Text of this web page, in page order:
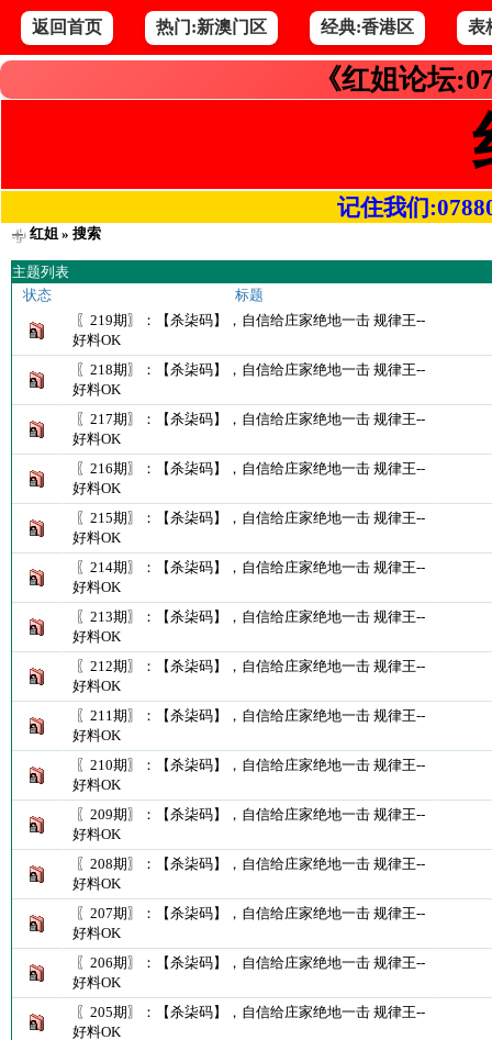
返回首页 热门:新澳门区 经典:香港区 表
《红姐论坛
记住我们
红姐» 搜索
主题列表
状态
标题
〖219期〗：【杀柒码】，自信给庄家绝地一击 规律王--
好料OK
〖218期〗：【杀柒码】，自信给庄家绝地一击 规律王--
好料OK
〖217期〗：【杀柒码】，自信给庄家绝地一击 规律王--
好料OK
〖216期〗：【杀柒码】，自信给庄家绝地一击 规律王--
好料OK
〖215期〗：【杀柒码】，自信给庄家绝地一击 规律王--
好料OK
〖214期〗：【杀柒码】，自信给庄家绝地一击 规律王--
好料OK
〖213期〗：【杀柒码】，自信给庄家绝地一击 规律王--
好料OK
〖212期〗：【杀柒码】，自信给庄家绝地一击 规律王--
好料OK
〖211期〗：【杀柒码】，自信给庄家绝地一击 规律王--
好料OK
〖210期〗：【杀柒码】，自信给庄家绝地一击 规律王--
好料OK
〖209期〗：【杀柒码】，自信给庄家绝地一击 规律王--
好料OK
〖208期〗：【杀柒码】，自信给庄家绝地一击 规律王--
好料OK
〖207期〗：【杀柒码】，自信给庄家绝地一击 规律王--
好料OK
〖206期〗：【杀柒码】，自信给庄家绝地一击 规律王--
好料OK
〖205期〗：【杀柒码】，自信给庄家绝地一击 规律王--
好料OK